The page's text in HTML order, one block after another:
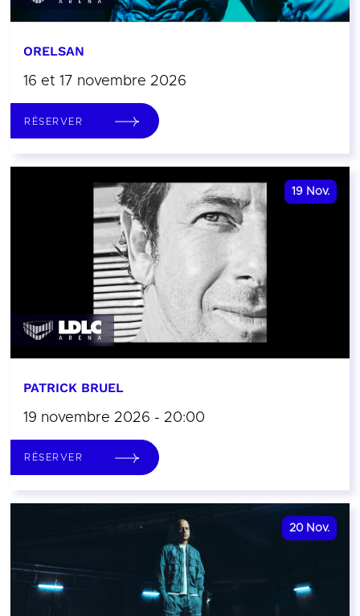
ORELSAN
16 et 17 novembre 2026
RÉSERVER
19 Nov.
PATRICK BRUEL
19 novembre 2026 - 20:00
RÉSERVER
20 Nov.